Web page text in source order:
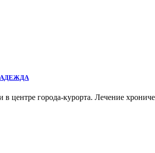
центре города-курорта. Лечение